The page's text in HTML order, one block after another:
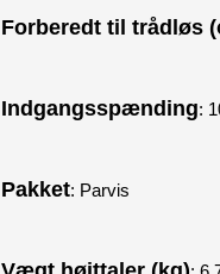
Forberedt til trådløs
Indgangsspænding:
Pakket: Parvis